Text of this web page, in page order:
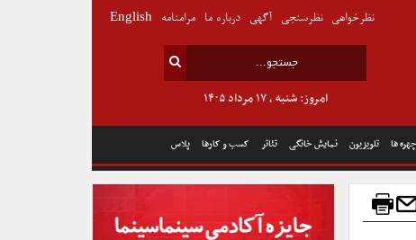
چهره ها تلویزیون نمایش خانگی تئاتر کسب و کارها پلاس
امروز: شنبه , ۱۷ مرداد ۱۴۰۵
نظرخواهی نظرسنجی آگهی درباره ما مرامنامه English